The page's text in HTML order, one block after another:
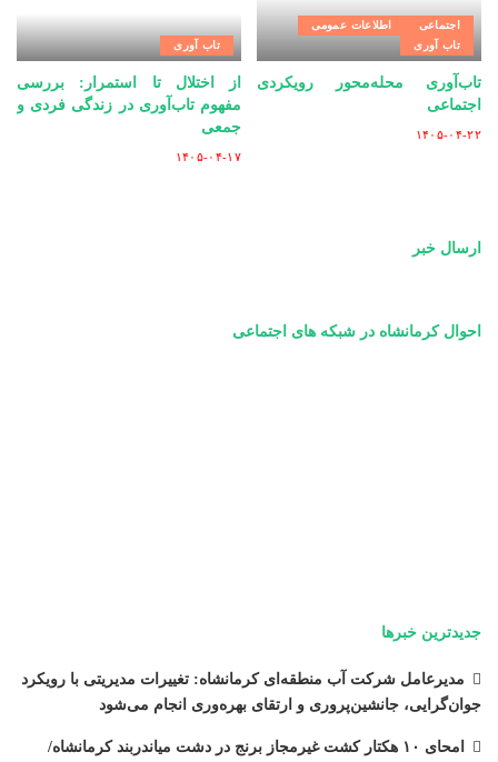
اجتماعی
اطلاعات عمومی
تاب آوری
تاب‌آوری محله‌محور رویکردی
اجتماعی
۱۴۰۵-۰۴-۲۲
تاب آوری
از اختلال تا استمرار: بررسی
مفهوم تاب‌آوری در زندگی فردی و
جمعی
۱۴۰۵-۰۴-۱۷
ارسال خبر
احوال کرمانشاه در شبکه های اجتماعی
جدیدترین خبرها
مدیرعامل شرکت آب منطقه‌ای کرمانشاه: تغییرات مدیریتی با رویکرد
جوان‌گرایی، جانشین‌پروری و ارتقای بهره‌وری انجام می‌شود
امحای ۱۰ هکتار کشت غیرمجاز برنج در دشت میاندربند کرمانشاه/